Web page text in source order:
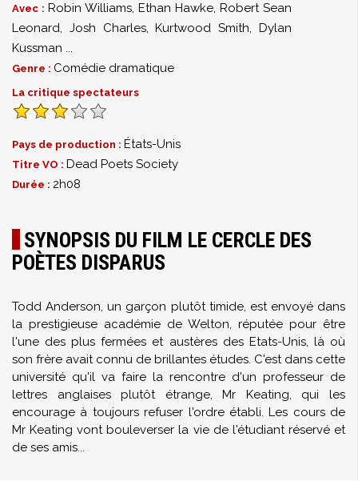
Avec : Robin Williams, Ethan Hawke, Robert Sean
Leonard, Josh Charles,Kurtwood Smith,Dylan
Kussman ...
Genre : Comédie dramatique
La critique spectateurs
Pays de production : États-Unis
Titre VO : Dead Poets Society
Durée : 2h08
SYNOPSIS DU FILM LE CERCLE DES
POÈTES DISPARUS
Todd Anderson, un garçon plutôt timide, est envoyé dans
la prestigieuse académie de Welton, réputée pour être
l'une des plus fermées et austères des Etats-Unis, là où
son frère avait connu de brillantes études. C'est dans cette
université qu'il va faire la rencontre d'un professeur de
lettres anglaises plutôt étrange, Mr Keating, qui les
encourage à toujours refuser l'ordre établi. Les cours de
Mr Keating vont bouleverser la vie de l'étudiant réservé et
de ses amis...